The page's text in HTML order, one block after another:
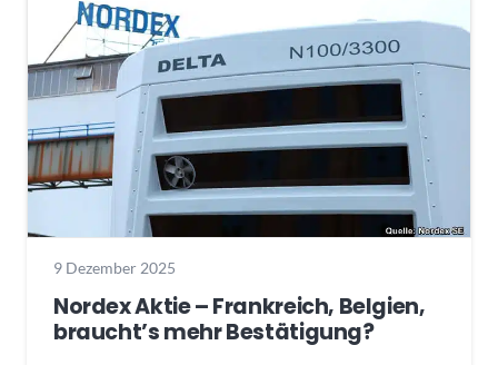
9 Dezember 2025
Nordex Aktie – Frankreich, Belgien,
braucht’s mehr Bestätigung?